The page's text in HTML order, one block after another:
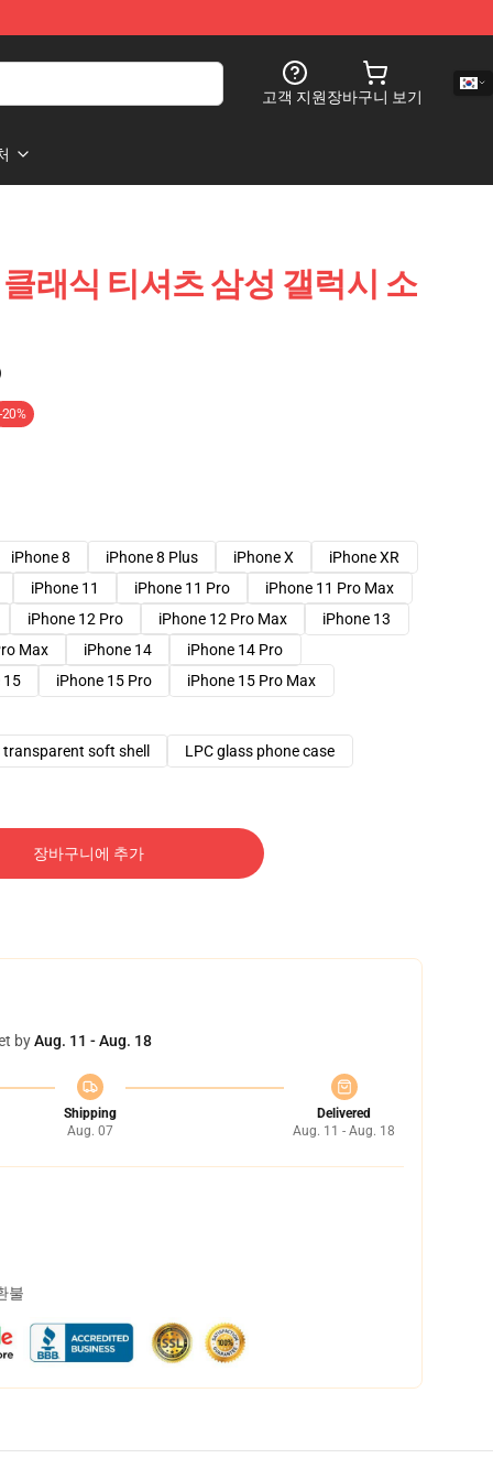
고객 지원장바구니 보기
래식 티셔츠 삼성 갤럭시 소
-20%
iPhone 8 iPhone 8 Plus iPhone X
iPhone XR
iPhone 11 iPhone 11 Pro
iPhone 11 Pro Max
iPhone 12 Pro iPhone 12 Pro Max
iPhone 13
Max iPhone 14
iPhone 14 Pro
15 iPhone 15 Pro
iPhone 15 Pro Max
transparent soft shell LPC glass phone case
장바구니에 추가
byAug. 11 - Aug. 18
Shipping
Aug. 07
Delivered
Aug. 11 - Aug. 18
불